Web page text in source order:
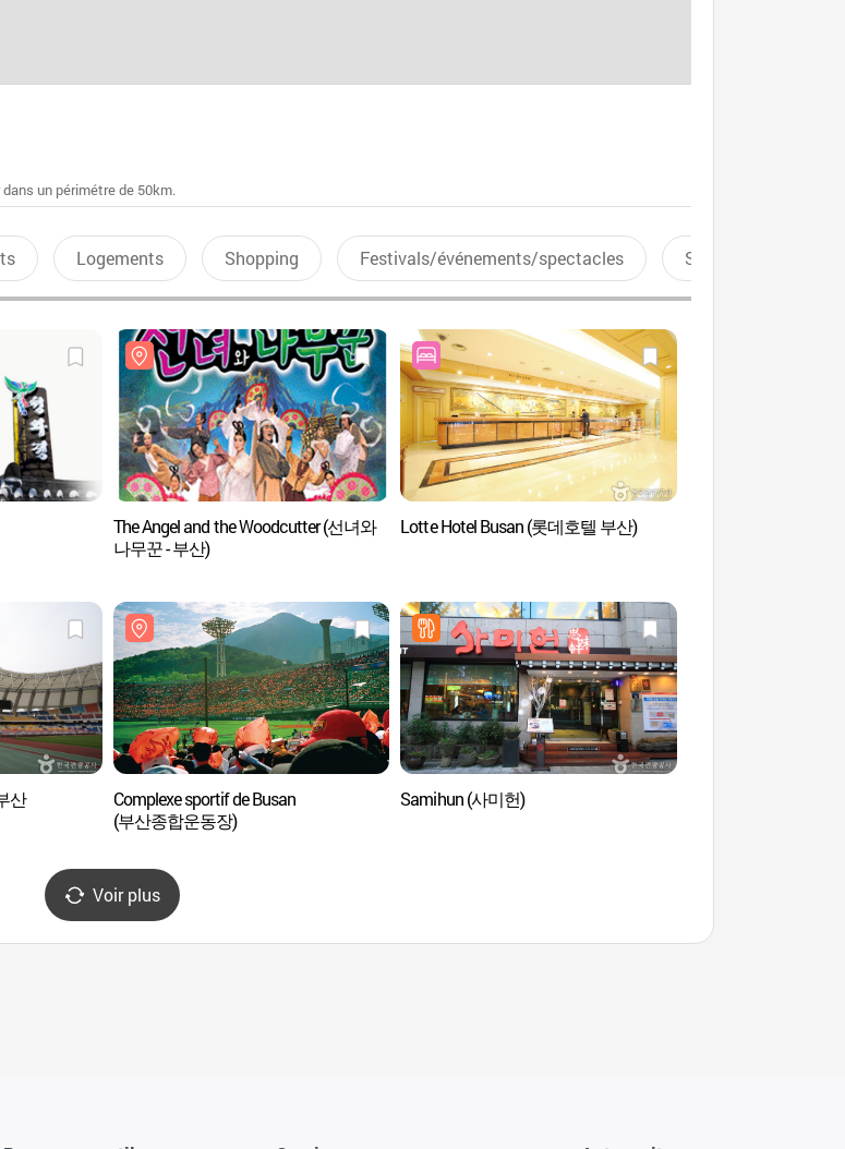
un périmétre de 50km.
Logements Shopping Festivals/événements/spectacles Sports aquatiques
The Angel and the Woodcutter (선녀와
나무꾼 - 부산)
Lotte Hotel Busan (롯데호텔 부산)
산
Complexe sportif de Busan
(부산종합운동장)
Samihun (사미헌)
Voir plus